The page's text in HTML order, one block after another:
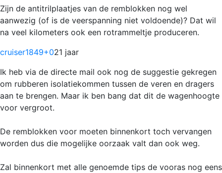
Zijn de antitrilplaatjes van de remblokken nog wel
aanwezig (of is de veerspanning niet voldoende)? Dat wil
na veel kilometers ook een rotrammeltje produceren.
cruiser1849+021 jaar
Ik heb via de directe mail ook nog de suggestie gekregen
om rubberen isolatiekommen tussen de veren en dragers
aan te brengen. Maar ik ben bang dat dit de wagenhoogte
voor vergroot.
De remblokken voor moeten binnenkort toch vervangen
worden dus die mogelijke oorzaak valt dan ook weg.
Zal binnenkort met alle genoemde tips de vooras nog eens